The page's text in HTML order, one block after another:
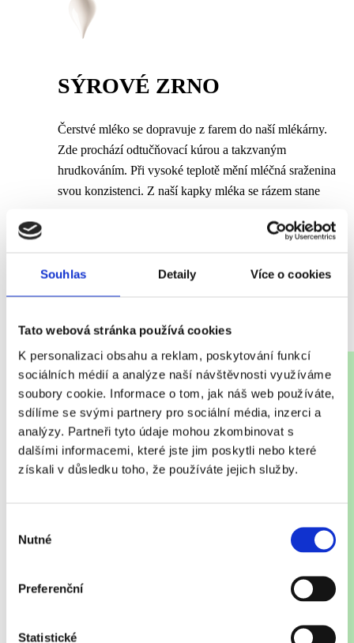
Souhlas Detaily Více o cookies
Tato webová stránka používá cookies
K personalizaci obsahu a reklam, poskytování funkcí
sociálních médií a analýze naší návštěvnosti využíváme
soubory cookie. Informace o tom, jak náš web používáte,
sdílíme se svými partnery pro sociální média, inzerci a
analýzy. Partneři tyto údaje mohou zkombinovat s
dalšími informacemi, které jste jim poskytli nebo které
získali v důsledku toho, že používáte jejich služby.
souhlasu
Nutné
Preferenční
Statistické
SÝROVÉ ZRNO
Čerstvé mléko se dopravuje z farem do naší mlékárny.
Zde prochází odtučňovací kúrou a takzvaným
hrudkováním. Při vysoké teplotě mění mléčná sraženina
svou konzistenci. Z naší kapky mléka se rázem stane
bochníky. Každý z nich váží asi 10 kilogramů.Naše
dní odpočívat. Mají před sebou ještě dlouhou cestu.